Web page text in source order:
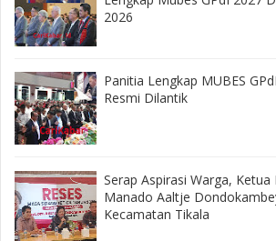
2026
Panitia Lengkap MUBES
Resmi Dilantik
‎Serap Aspirasi Warga, Ketua
Manado Aaltje
Kecamatan Tikala ‎